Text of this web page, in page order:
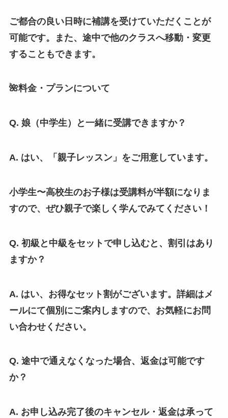
ご都合の良い日時に補講を受けていただくことが
可能です。また、途中で他のクラスへ移動・変更
することもできます。
🌺料金・プランについて
Q. 娘（中学生）と一緒に受講できますか？
A. はい、「親子レッスン」をご用意しています。
小学生〜高校生のお子様は受講料が半額になりま
すので、ぜひ親子で楽しく学んでみてください！
Q. 初級と中級をセットで申し込むと、割引はあり
ますか？
A. はい、お得なセット割がございます。詳細はメ
ールにて個別にご案内しますので、お気軽にお問
い合わせください。
Q. 途中で通えなくなった場合、返金は可能です
か？
A. お申し込み完了後のキャンセル・返金は承って